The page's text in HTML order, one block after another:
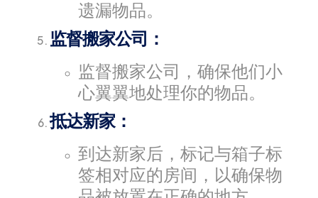
遗漏物品。
监督搬家公司：
监督搬家公司，确保他们小
心翼翼地处理你的物品。
抵达新家：
到达新家后，标记与箱子标
签相对应的房间，以确保物